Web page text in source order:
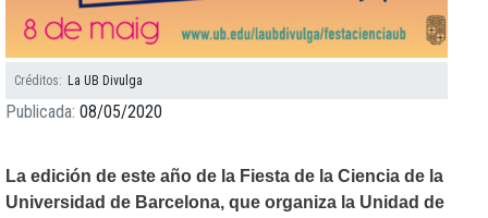
Créditos La UB Divulga
Publicada 08/05/2020
La edición de este año de la Fiesta de la Ciencia de la
Universidad de Barcelona, ​​que organiza la Unidad de